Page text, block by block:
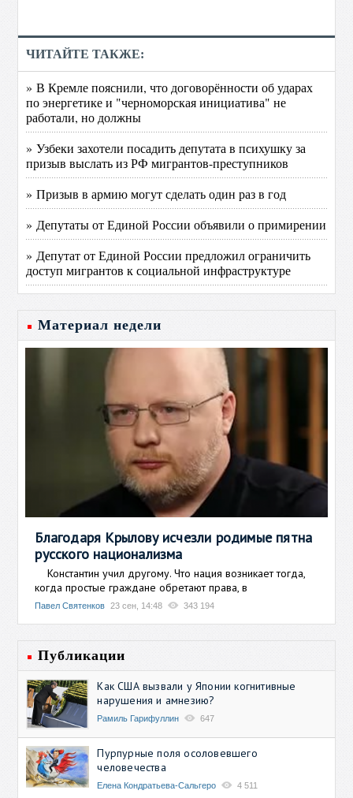
ЧИТАЙТЕ ТАКЖЕ:
» В Кремле пояснили, что договорённости об ударах
по энергетике и "черноморская инициатива" не
работали, но должны
» Узбеки захотели посадить депутата в психушку за
призыв выслать из РФ мигрантов-преступников
» Призыв в армию могут сделать один раз в год
» Депутаты от Единой России объявили о примирении
» Депутат от Единой России предложил ограничить
доступ мигрантов к социальной инфраструктуре
Материал недели
Благодаря Крылову исчезли родимые пятна
русского национализма
Константин учил другому. Что нация возникает тогда,
когда простые граждане обретают права, в
Павел Святенков 23 сен, 14:48 343 194
Публикации
Как США вызвали у Японии когнитивные
нарушения и амнезию?
Рамиль Гарифуллин 647
Пурпурные поля осоловевшего
человечества
Елена Кондратьева-Сальгеро 4 511